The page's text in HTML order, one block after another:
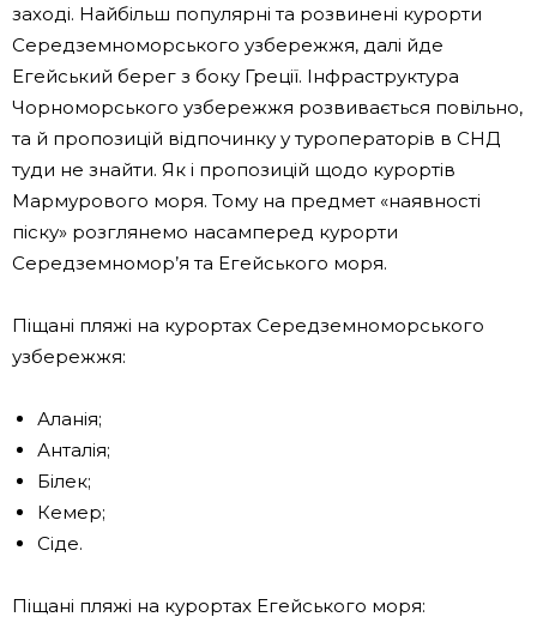
заході. Найбільш популярні та розвинені курорти
Середземноморського узбережжя, далі йде
Егейський берег з боку Греції. Інфраструктура
Чорноморського узбережжя розвивається повільно,
та й пропозицій відпочинку у туроператорів в СНД
туди не знайти. Як і пропозицій щодо курортів
Мармурового моря. Тому на предмет «наявності
піску» розглянемо насамперед курорти
Середземномор’я та Егейського моря.
Піщані пляжі на курортах Середземноморського
узбережжя:
Аланія;
Анталія;
Білек;
Кемер;
Сіде.
Піщані пляжі на курортах Егейського моря: